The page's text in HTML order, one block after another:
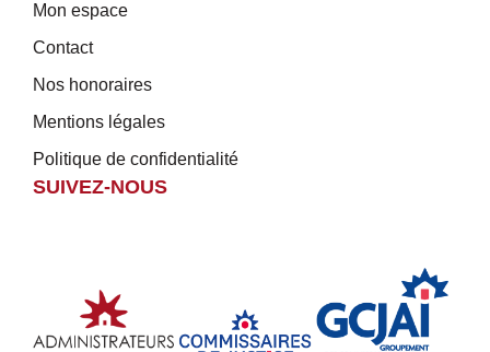
Mon espace
Contact
Nos honoraires
Mentions légales
Politique de confidentialité
SUIVEZ-NOUS